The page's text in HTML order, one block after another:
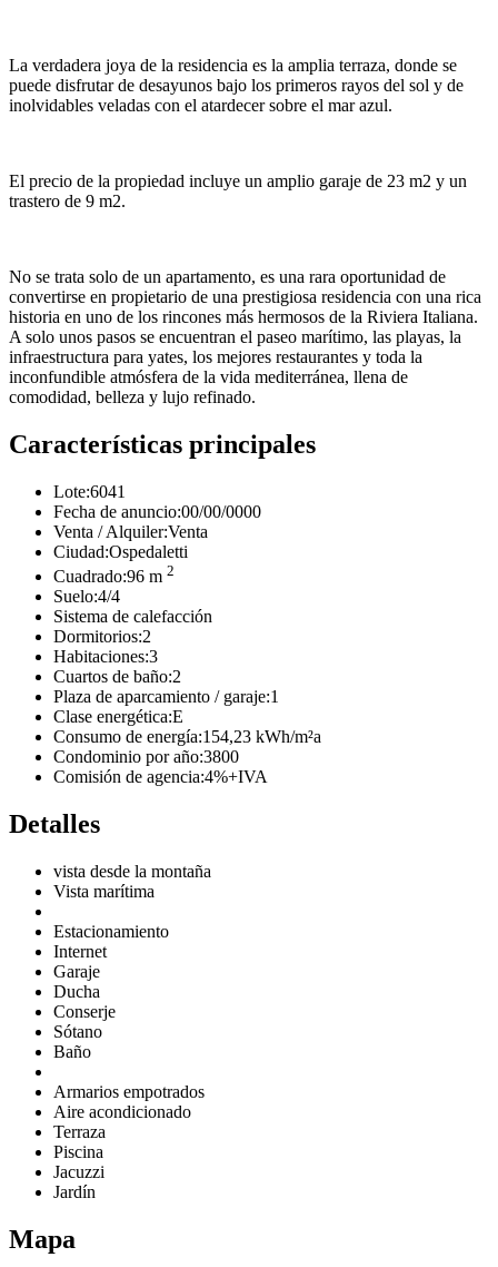
La verdadera joya de la residencia es la amplia terraza, donde se
puede disfrutar de desayunos bajo los primeros rayos del sol y de
inolvidables veladas con el atardecer sobre el mar azul.
El precio de la propiedad incluye un amplio garaje de 23 m2 y un
trastero de 9 m2.
No se trata solo de un apartamento, es una rara oportunidad de
convertirse en propietario de una prestigiosa residencia con una rica
historia en uno de los rincones más hermosos de la Riviera Italiana.
A solo unos pasos se encuentran el paseo marítimo, las playas, la
infraestructura para yates, los mejores restaurantes y toda la
inconfundible atmósfera de la vida mediterránea, llena de
comodidad, belleza y lujo refinado.
Características principales
Lote:6041
Fecha de anuncio:00/00/0000
Venta / Alquiler:Venta
Ciudad:Ospedaletti
Cuadrado:96 m 2
Suelo:4/4
Sistema de calefacción
Dormitorios:2
Habitaciones:3
Cuartos de baño:2
Plaza de aparcamiento / garaje:1
Clase energética:E
Consumo de energía:154,23 kWh/m²a
Condominio por año:3800
Comisión de agencia:4%+IVA
Detalles
vista desde la montaña
Vista marítima
Estacionamiento
Internet
Garaje
Ducha
Conserje
Sótano
Baño
Armarios empotrados
Aire acondicionado
Terraza
Piscina
Jacuzzi
Jardín
Mapa